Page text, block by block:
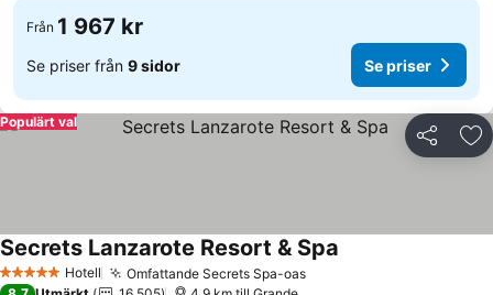
Från 1 967 kr
Se priser från 9 sidor Se priser
Dela
Populärt val
5 Stjärnor Hotell Omfattande Secrets Spa-oas
Secrets Lanzarote Resort & Spa